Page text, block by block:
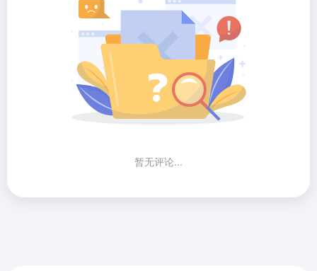
暂无评论...